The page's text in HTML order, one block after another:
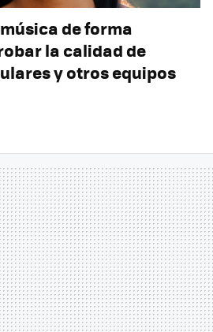
de forma
la calidad de
y otros equipos